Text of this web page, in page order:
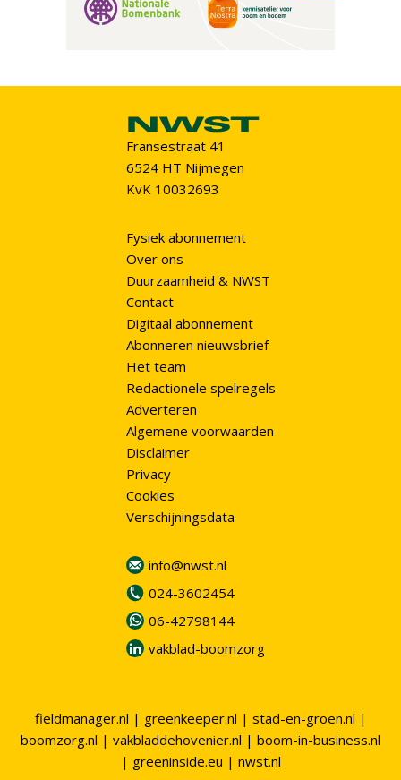
Fransestraat 41
6524 HT Nijmegen
KvK 10032693
Fysiek abonnement
Over ons
Duurzaamheid & NWST
Contact
Digitaal abonnement
Abonneren nieuwsbrief
Het team
Redactionele spelregels
Adverteren
Algemene voorwaarden
Disclaimer
Privacy
Cookies
Verschijningsdata
info@nwst.nl
024-3602454
06-42798144
vakblad-boomzorg
fieldmanager.nl | greenkeeper.nl | stad-en-groen.nl |
boomzorg.nl | vakbladdehovenier.nl | boom-in-business.nl
| greeninside.eu | nwst.nl